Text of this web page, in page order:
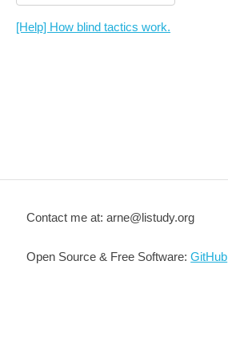
[Help] How blind tactics work.
Contact me at: arne@listudy.org
Open Source & Free Software:GitHub